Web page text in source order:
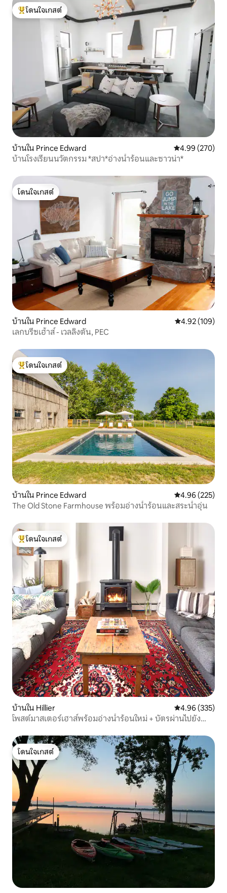
โดนใจเกสต์ที่สุด
โดนใจเกสต์
บ้านใน Prince Edward คะแนนเฉลี่ย
4.99 (270)
บ้านโรงเรียนนวัตกรรม *สปา*อ่างน้ำร้อนและซาวน่า*
โดนใจเกสต์
โดนใจเกสต์
บ้านใน Prince Edward คะแนนเฉลี่ย
4.92 (109)
เลกบรีซเฮ้าส์ - เวลลิงตัน, PEC
โดนใจเกสต์ที่สุด
โดนใจเกสต์
บ้านใน Prince Edward คะแนนเฉลี่ย
4.96 (225)
The Old Stone Farmhouse พร้อมอ่างน้ำร้อนและสระน้ำอุ่น
โดนใจเกสต์ที่สุด
โดนใจเกสต์
บ้านใน Hillier คะแนนเฉลี่ย
4.96 (335)
โพสต์มาสเตอร์เฮาส์พร้อมอ่างน้ำร้อนใหม่ + บัตรผ่านไปยัง
โดนใจเกสต์
โดนใจเกสต์